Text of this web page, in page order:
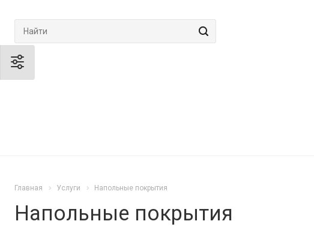
Главная Услуги Напольные покрытия
Напольные покрытия